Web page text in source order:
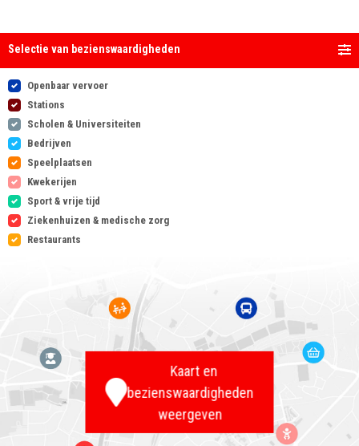
Selectie van bezienswaardigheden
Openbaar vervoer
Stations
Scholen & Universiteiten
Bedrijven
Speelplaatsen
Kwekerijen
Sport & vrije tijd
Ziekenhuizen & medische zorg
Restaurants
Kaart en
bezienswaardigheden
weergeven